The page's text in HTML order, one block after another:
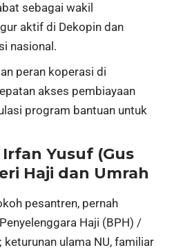
sebagai wakil
aktif di Dekopin dan
nasional.
peran koperasi di
akses pembiayaan
program bantuan untuk
Yusuf (Gus
Haji dan Umrah
pesantren, pernah
Haji (BPH) /
keturunan ulama NU, familiar